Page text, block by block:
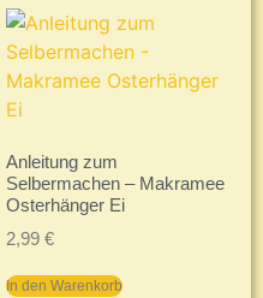
Anleitung zum
Selbermachen – Makramee
Osterhänger Ei
2,99 €
In den Warenkorb